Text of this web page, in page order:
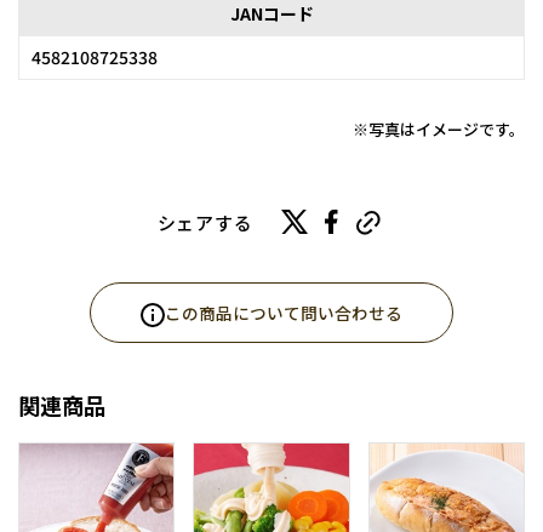
JANコード
4582108725338
※写真はイメージです。
シェアする
この商品について問い合わせる
関連商品